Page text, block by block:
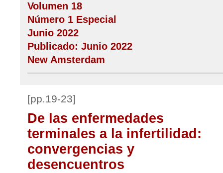
Volumen 18
Número 1 Especial
Junio 2022
Publicado: Junio 2022
New Amsterdam
[pp.19-23]
De las enfermedades
terminales a la infertilidad:
convergencias y
desencuentros